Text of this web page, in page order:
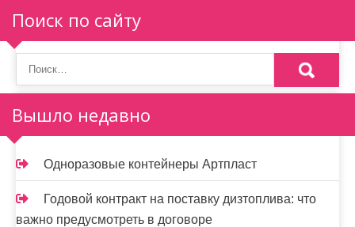
Поиск по сайту
Вышло недавно
Одноразовые контейнеры Артпласт
Годовой контракт на поставку дизтоплива: что
важно предусмотреть в договоре